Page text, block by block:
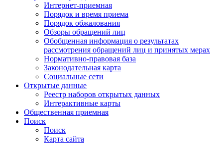
Интернет-приемная
Порядок и время приема
Порядок обжалования
Обзоры обращений лиц
Обобщенная информация о результатах
рассмотрения обращений лиц и принятых мерах
Нормативно-правовая база
Законодательная карта
Социальные сети
Открытые данные
Реестр наборов открытых данных
Интерактивные карты
Общественная приемная
Поиск
Поиск
Карта сайта